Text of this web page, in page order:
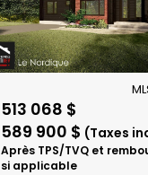
513 068 $
589 900 $ (Taxes
Après TPS/TVQ et
si applicable